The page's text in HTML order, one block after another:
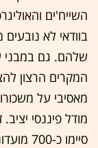
השייח'ים
בוודאי לא
שלהם. גם במבני
המקרים הרצון
מאסיבי על